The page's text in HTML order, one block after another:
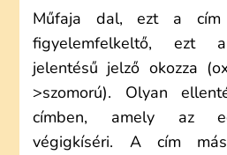
Műfaja dal, ezt a
figyelemfelkeltő, ezt
jelentésű jelző okozza
>szomorú). Olyan
címben, amely az
végigkíséri. A cím